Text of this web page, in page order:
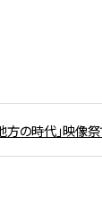
方の時代」映像